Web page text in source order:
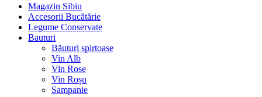
Magazin Sibiu
Accesorii Bucătărie
Legume Conservate
Bauturi
Băuturi spirtoase
Vin Alb
Vin Rose
Vin Roșu
Sampanie